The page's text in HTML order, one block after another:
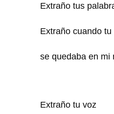
Extraño tus
Extraño cuando
se quedaba en
Extraño tu voz